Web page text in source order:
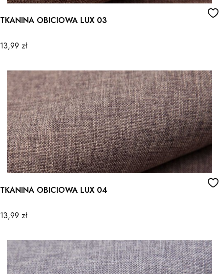
TKANINA OBICIOWA LUX 03
Cena
13,99 zł
TKANINA OBICIOWA LUX 04
Cena
13,99 zł